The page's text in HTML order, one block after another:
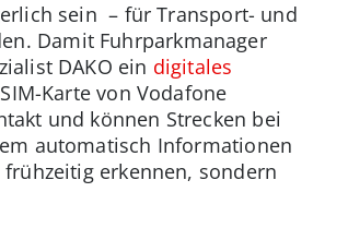
sein – für Transport- und
Damit Fuhrparkmanager
DAKO ein digitales
Karte von Vodafone
und können Strecken bei
automatisch Informationen
erkennen, sondern